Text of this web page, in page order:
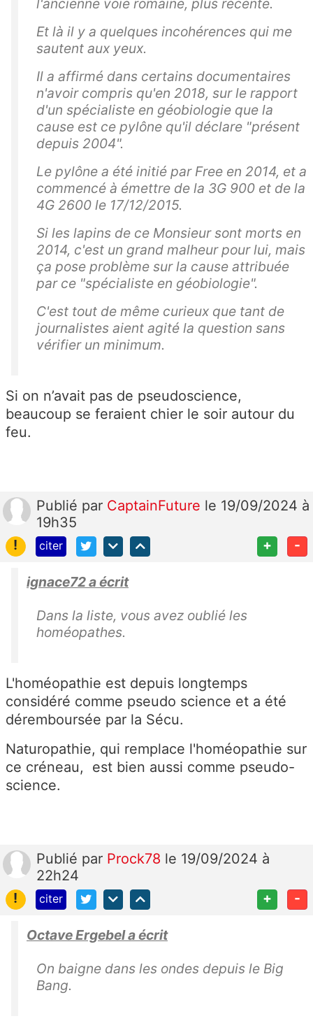
l'ancienne voie romaine, plus récente.
Et là il y a quelques incohérences qui me
sautent aux yeux.
Il a affirmé dans certains documentaires
n'avoir compris qu'en 2018, sur le rapport
d'un spécialiste en géobiologie que la
cause est ce pylône qu'il déclare "présent
depuis 2004".
Le pylône a été initié par Free en 2014, et a
commencé à émettre de la 3G 900 et de la
4G 2600 le 17/12/2015.
Si les lapins de ce Monsieur sont morts en
2014, c'est un grand malheur pour lui, mais
ça pose problème sur la cause attribuée
par ce "spécialiste en géobiologie".
C'est tout de même curieux que tant de
journalistes aient agité la question sans
vérifier un minimum.
Si on n’avait pas de pseudoscience,
beaucoup se feraient chier le soir autour du
feu.
Publié par CaptainFuture le 19/09/2024 à
19h35
!
citer + -
ignace72 a écrit
Dans la liste, vous avez oublié les
homéopathes.
L'homéopathie est depuis longtemps
considéré comme pseudo science et a été
déremboursée par la Sécu.
Naturopathie, qui remplace l'homéopathie sur
ce créneau, est bien aussi comme pseudo-
science.
Publié par Prock78 le 19/09/2024 à
22h24
!
citer + -
Octave Ergebel a écrit
On baigne dans les ondes depuis le Big
Bang.